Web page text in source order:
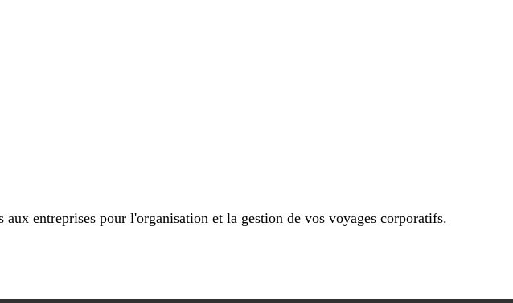
aux entreprises pour l'organisation et la gestion de vos voyages corporatifs.